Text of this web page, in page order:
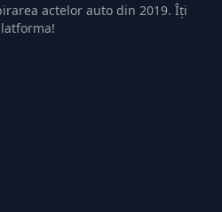
actelor auto din 2019. Îți